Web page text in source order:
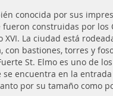
conocida por sus
construidas por los
XVI. La ciudad está
con bastiones, torres y
St. Elmo es uno de
se encuentra en la
por su tamaño como